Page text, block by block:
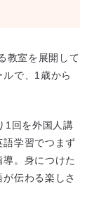
教室を展開して
で、1歳から
1回を外国人講
学習でつまず
。身につけた
伝わる楽しさ